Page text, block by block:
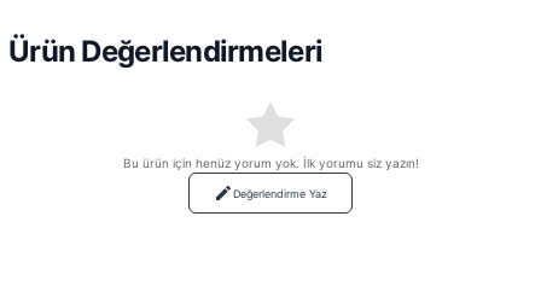
Ürün Değerlendirmeleri
Bu ürün için henüz yorum yok. İlk yorumu siz yazın!
Değerlendirme Yaz